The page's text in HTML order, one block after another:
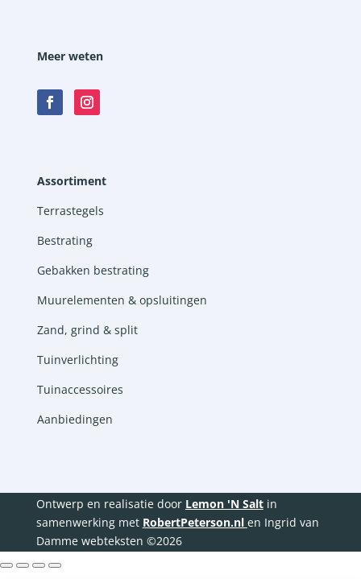
Meer weten
Assortiment
Terrastegels
Bestrating
Gebakken bestrating
Muurelementen & opsluitingen
Zand, grind & split
Tuinverlichting
Tuinaccessoires
Aanbiedingen
Ontwerp en realisatie door Lemon 'N Saltin
samenwerking met RobertPeterson.nl en Ingrid van
Damme webteksten ©2026